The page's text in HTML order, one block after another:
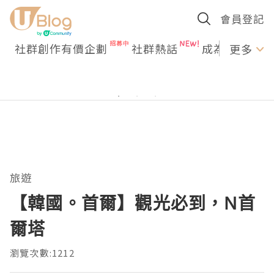
會員登記
社群創作有價企劃 社群熱話 成為U更多
旅遊
【韓國。首爾】觀光必到，N首
爾塔
瀏覽次數:1212